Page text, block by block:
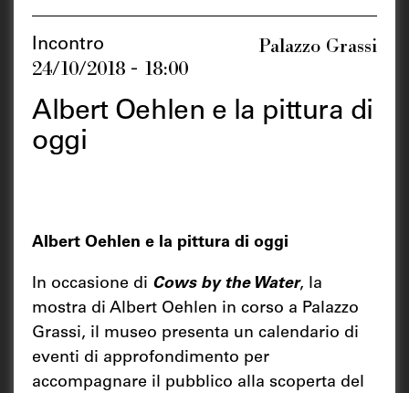
Incontro
24/10/2018 - 18:00
Palazzo Grassi
Albert Oehlen e la pittura di
oggi
Albert Oehlen e la pittura di oggi
In occasione di Cows by the Water, la
mostra di Albert Oehlen in corso a Palazzo
Grassi, il museo presenta un calendario di
eventi di approfondimento per
accompagnare il pubblico alla scoperta del